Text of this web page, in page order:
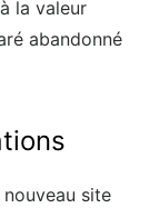
la valeur
abandonné
site